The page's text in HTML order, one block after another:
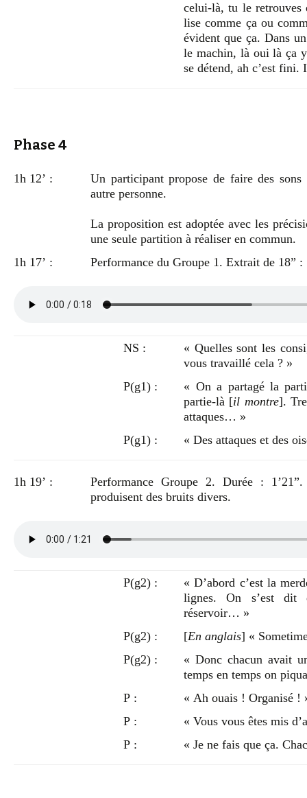
celui-là, tu le retrouves
lise comme ça ou
évident que ça. Dans
le machin, là oui là ça
se détend, ah c’est
Phase 4
1h 12’ :
Un participant propose de faire des
autre personne.
La proposition est adoptée avec les
une seule partition à réaliser en commun.
1h 17’ :
Performance du Groupe 1. Extrait de 18” :
NS :
« Quelles sont les
vous travaillé cela ? »
P(g1) :
« On a partagé la
partie-là [il montre].
attaques… »
P(g1) :
« Des attaques et des
1h 19’ :
Performance Groupe 2. Durée :
produisent des bruits divers.
P(g2) :
« D’abord c’est la
lignes. On s’est dit
réservoir… »
P(g2) :
[En anglais] «
P(g2) :
« Donc chacun avait
temps en temps on
P :
« Ah ouais ! Organisé !
P :
« Vous vous êtes mis
P :
« Je ne fais que ça.